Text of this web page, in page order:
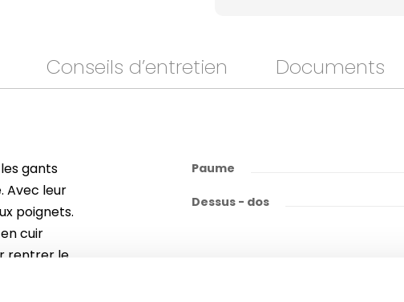
Conseils d’entretien Documents
gants
Avec leur
poignets.
cuir
rentrer le
ces
Paume
Dessus - dos